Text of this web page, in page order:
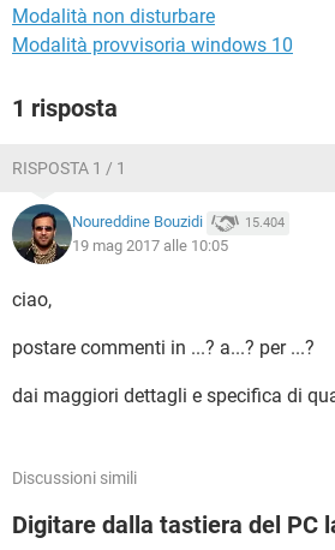
Modalità non disturbare
Modalità provvisoria windows 10
1 risposta
RISPOSTA 1 / 1
Noureddine Bouzidi 15.404
19 mag 2017 alle 10:05
ciao,
postare commenti in ...? a...? per ...?
dai maggiori dettagli e specifica di
Discussioni simili
Digitare dalla tastiera del PC